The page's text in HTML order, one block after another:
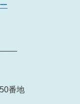
番地